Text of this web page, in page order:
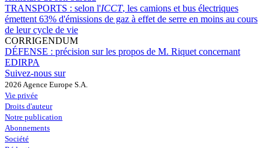
TRANSPORTS : selon l'ICCT, les camions et bus électriques
émettent 63% d'émissions de gaz à effet de serre en moins au cours
de leur cycle de vie
CORRIGENDUM
DÉFENSE : précision sur les propos de M. Riquet concernant
EDIRPA
Suivez-nous sur
2026 Agence Europe S.A.
Vie privée
Droits d'auteur
Notre publication
Abonnements
Société